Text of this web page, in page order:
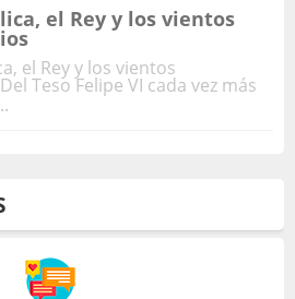
el Rey y los vientos
el Rey y los vientos
Teso Felipe VI cada vez más